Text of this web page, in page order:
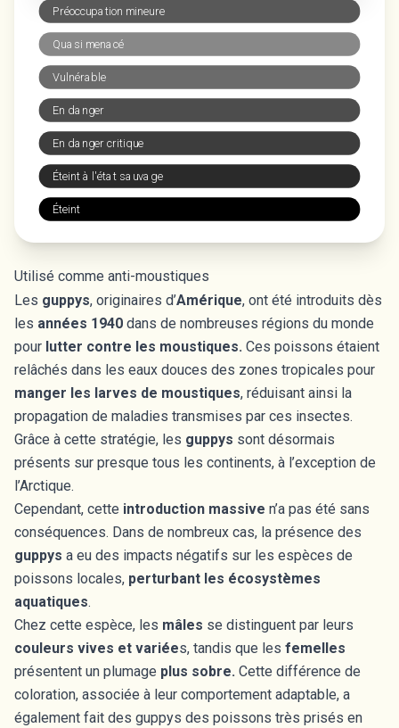
Utilisé comme anti-moustiques
Les guppys, originaires d’Amérique, ont été introduits dès
les années 1940 dans de nombreuses régions du monde
pour lutter contre les moustiques. Ces poissons étaient
relâchés dans les eaux douces des zones tropicales pour
manger les larves de moustiques, réduisant ainsi la
propagation de maladies transmises par ces insectes.
Grâce à cette stratégie, les guppys sont désormais
présents sur presque tous les continents, à l’exception de
l’Arctique.
Cependant, cette introduction massive n’a pas été sans
conséquences. Dans de nombreux cas, la présence des
guppys a eu des impacts négatifs sur les espèces de
poissons locales, perturbant les écosystèmes
aquatiques.
Chez cette espèce, les mâles se distinguent par leurs
couleurs vives et variées, tandis que les femelles
présentent un plumage plus sobre. Cette différence de
coloration, associée à leur comportement adaptable, a
également fait des guppys des poissons très prisés en
Préoccupation mineure
Quasi menacé
Vulnérable
En danger
En danger critique
Éteint à l'état sauvage
Éteint